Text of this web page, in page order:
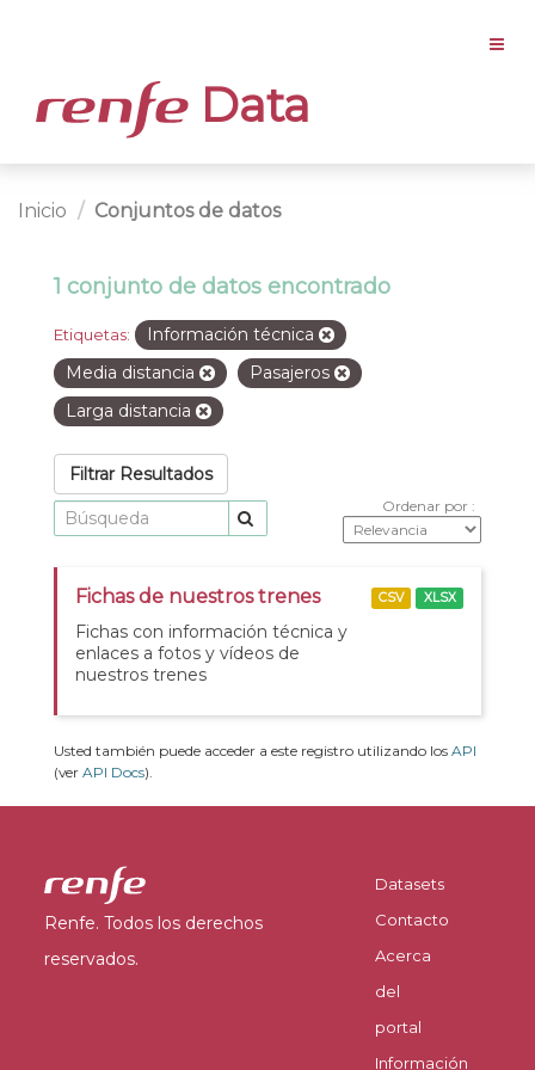
Data
Inicio Conjuntos de datos
1 conjunto de datos encontrado
Etiquetas:
Información técnica
Media distancia
Pasajeros
Larga distancia
Filtrar Resultados
Ordenar por
Fichas de nuestros trenes
Fichas con información técnica y
enlaces a fotos y vídeos de
nuestros trenes
CSV XLSX
Usted también puede acceder a este registro utilizando los API
(ver API Docs).
Renfe. Todos los derechos
reservados.
Datasets
Contacto
Acerca
del
portal
Información